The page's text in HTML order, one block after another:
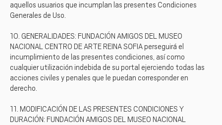
aquellos usuarios que incumplan las presentes Condiciones
Generales de Uso.
10. GENERALIDADES: FUNDACIÓN AMIGOS DEL MUSEO
NACIONAL CENTRO DE ARTE REINA SOFIA perseguirá el
incumplimiento de las presentes condiciones, así como
cualquier utilización indebida de su portal ejerciendo todas las
acciones civiles y penales que le puedan corresponder en
derecho.
11. MODIFICACIÓN DE LAS PRESENTES CONDICIONES Y
DURACIÓN: FUNDACIÓN AMIGOS DEL MUSEO NACIONAL